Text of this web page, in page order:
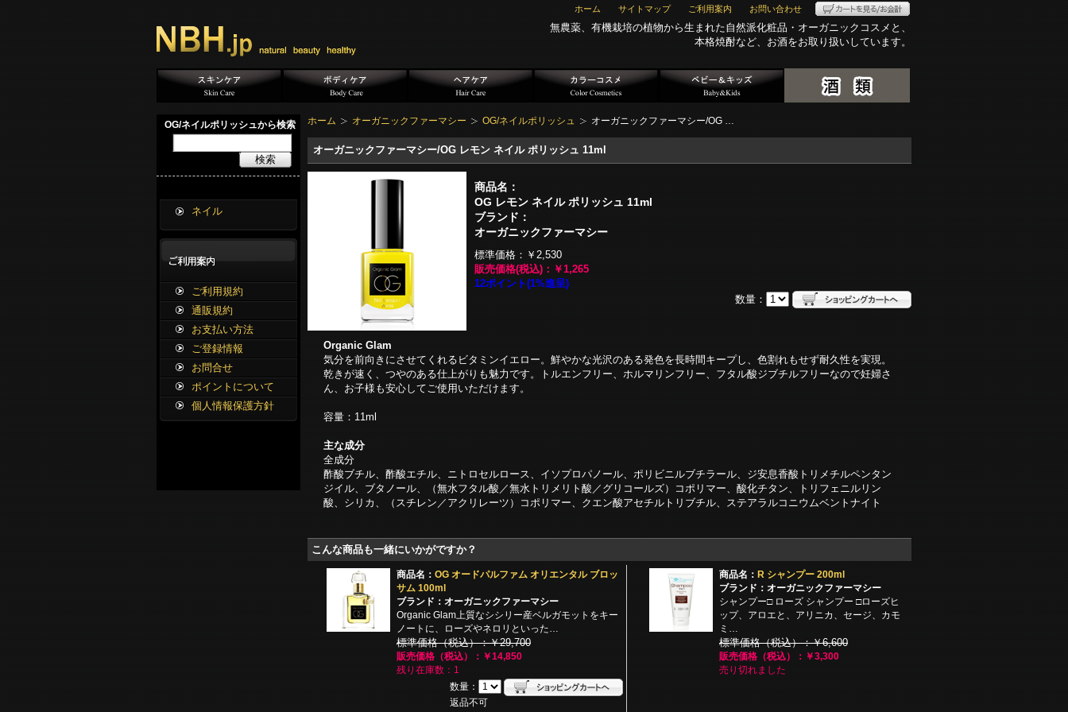
ホーム サイトマップ ご利用案内 お問い合わせ
無農薬、有機栽培の植物から生まれた自然派化粧品・オーガニックコスメと、
本格焼酎など、お酒をお取り扱いしています。
ホーム オーガニックファーマシー OG/ネイルポリッシュ オーガニックファーマシー/OG …
オーガニックファーマシー/OG レモン ネイル ポリッシュ 11ml
商品名：
OG レモン ネイル ポリッシュ 11ml
ブランド：
オーガニックファーマシー
標準価格： ￥2,530
販売価格(税込)： ￥1,265
12ポイント(1%進呈)
数量：
Organic Glam
気分を前向きにさせてくれるビタミンイエロー。鮮やかな光沢のある発色を長時間キープし、色割れもせず耐久性を実現。
乾きが速く、つやのある仕上がりも魅力です。トルエンフリー、ホルマリンフリー、フタル酸ジブチルフリーなので妊婦さ
ん、お子様も安心してご使用いただけます。
容量：11ml
主な成分
全成分
酢酸ブチル、酢酸エチル、ニトロセルロース、イソプロパノール、ポリビニルブチラール、ジ安息香酸トリメチルペンタン
ジイル、ブタノール、（無水フタル酸／無水トリメリト酸／グリコールズ）コポリマー、酸化チタン、トリフェニルリン
酸、シリカ、（スチレン／アクリレーツ）コポリマー、クエン酸アセチルトリブチル、ステアラルコニウムベントナイト
こんな商品も一緒にいかがですか？
商品名： OG オードパルファム オリエンタル ブロッ
サム 100ml
ブランド：オーガニックファーマシー
Organic Glam上質なシシリー産ベルガモットをキー
ノートに、ローズやネロリといった…
標準価格（税込）：￥29,700
販売価格（税込）：￥14,850
残り在庫数：1
数量：
返品不可
商品名： R シャンプー 200ml
ブランド：オーガニックファーマシー
シャンプー□ ローズ シャンプー □ローズヒ
ップ、アロエと、アリニカ、セージ、カモ
ミ…
標準価格（税込）：￥6,600
販売価格（税込）：￥3,300
売り切れました
OG/ネイルポリッシュから検索
検索
ネイル
ご利用規約
通販規約
お支払い方法
ご登録情報
お問合せ
ポイントについて
個人情報保護方針